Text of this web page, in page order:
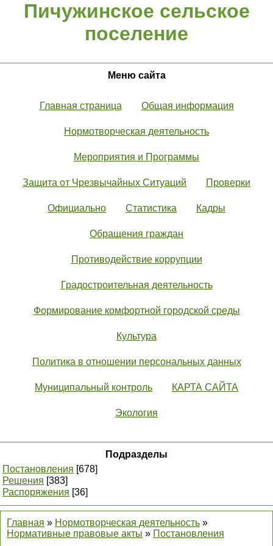
Пичужинское сельское
поселение
Меню сайта
Главная страница Общая информация
Нормотворческая деятельность
Мероприятия и Программы
Защита от Чрезвычайных Ситуаций Проверки
Официально Статистика Кадры
Обращения граждан
Противодействие коррупции
Градостроительная деятельность
Формирование комфортной городской среды
Культура
Политика в отношении персональных данных
Муниципальный контроль КАРТА САЙТА
Экология
Подразделы
Постановления [678]
Решения [383]
Распоряжения [36]
Главная » Нормотворческая деятельность »
Нормативные правовые акты » Постановления